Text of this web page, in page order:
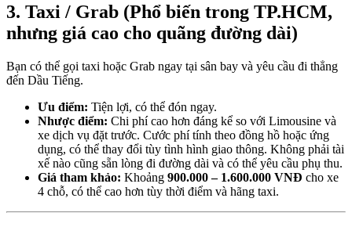
3. Taxi / Grab (Phổ biến trong TP.HCM,
nhưng giá cao cho quãng đường dài)
Bạn có thể gọi taxi hoặc Grab ngay tại sân bay và yêu cầu đi thẳng
đến Dầu Tiếng.
Ưu điểm: Tiện lợi, có thể đón ngay.
Nhược điểm: Chi phí cao hơn đáng kể so với Limousine và
xe dịch vụ đặt trước. Cước phí tính theo đồng hồ hoặc ứng
dụng, có thể thay đổi tùy tình hình giao thông. Không phải tài
xế nào cũng sẵn lòng đi đường dài và có thể yêu cầu phụ thu.
Giá tham khảo: Khoảng 900.000 – 1.600.000 VNĐ cho xe
4 chỗ, có thể cao hơn tùy thời điểm và hãng taxi.